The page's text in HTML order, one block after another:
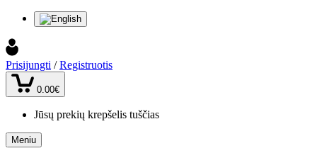
Prisijungti / Registruotis
0.00€
Jūsų prekių krepšelis tuščias
Meniu